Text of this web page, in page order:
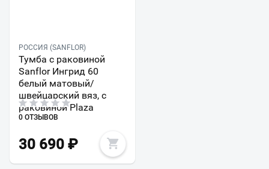
РОССИЯ (SANFLOR)
Тумба с раковиной
Sanflor Ингрид 60
белый матовый/
швейцарский вяз, с
раковиной Plaza
0 ОТЗЫВОВ
30 690 ₽